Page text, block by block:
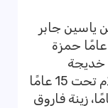
ياسين جابر
تحت 19 عامًا، يحيى المرسي تحت 15 عامًا حمزة
تحت 11 عامًا، خديجة
الحكيم تحت 15 عامًا، دارين عبدالسلام تحت 15 عامًا
عامًا، ملك صلاح تحت 13 عامًا، زينة فاروق